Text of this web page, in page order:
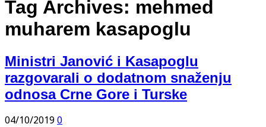
Tag Archives: mehmed
muharem kasapoglu
Ministri Janović i Kasapoglu
razgovarali o dodatnom snaženju
odnosa Crne Gore i Turske
04/10/2019 0